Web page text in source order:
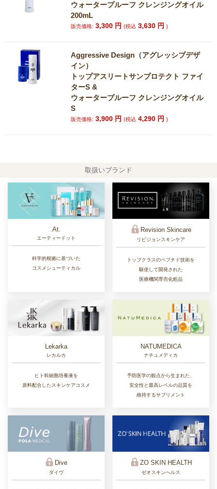
ウォータープルーフ クレンジングオイル
200mL
販売価格: 3,300 円(税込 3,630 円)
Aggressive Design（アグレッシブデザ
イン）
トップアスリートサンプロテクト ファイ
ターS &
ウォータープルーフ クレンジングオイル
S
販売価格: 3,900 円(税込 4,290 円)
取扱いブランド
At.
エーティードット
科学的根拠に基づいた
コスメシューティカル
Revision Skincare
リビジョンスキンケア
トップクラスのペプチド技術を
駆使して開発された
医療機関専売化粧品
Lekarka
レカルカ
ヒト幹細胞培養液を
原料配合したスキンケアコスメ
NATUMEDICA
ナチュメディカ
予防医学の観点から生まれた、
安全性と最高レベルの品質を
維持するサプリメント
Dive
ダイヴ
ZO SKIN HEALTH
ゼオスキンへルス